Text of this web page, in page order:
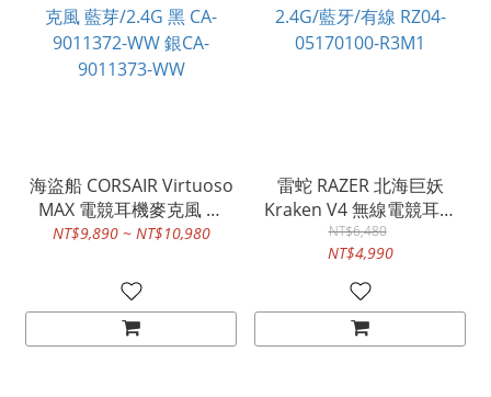
海盜船 CORSAIR Virtuoso
MAX 電競耳機麥克風 藍
芽/2.4G 黑 CA-9011372-
NT$9,890 ~ NT$10,980
雷蛇 RAZER 北海巨妖
Kraken V4 無線電競耳機
2.4G/藍牙/有線 RZ04-
05170100-R3M1
NT$6,480
NT$4,990